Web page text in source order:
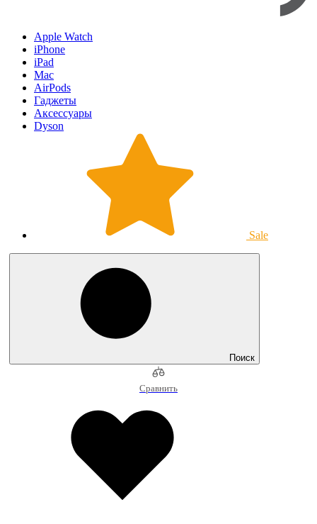
Apple Watch
iPhone
iPad
Mac
AirPods
Гаджеты
Аксессуары
Dyson
Sale
Поиск
Сравнить